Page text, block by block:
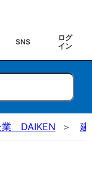
SNS
ログ
イン
業 DAIKEN 建